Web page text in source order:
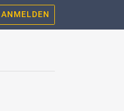
ANMELDEN